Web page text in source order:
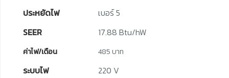
ประหยัดไฟ
เบอร์ 5
SEER
17.88 Btu/hW
ค่าไฟ/เดือน 485 บาท
ระบบไฟ
220 V